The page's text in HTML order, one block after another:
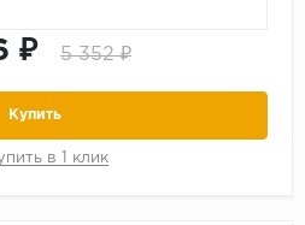
₽ 5 352 ₽
Купить
в 1 клик